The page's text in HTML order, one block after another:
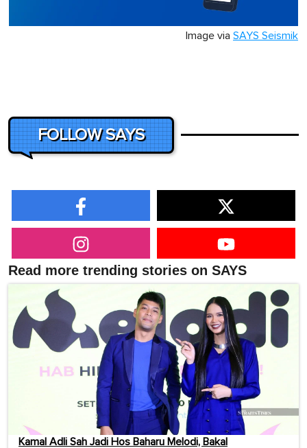
Image via SAYS Seismik
FOLLOW SAYS
Read more trending stories on SAYS
Kamal Adli Sah Jadi Hos Baharu Melodi, Bakal